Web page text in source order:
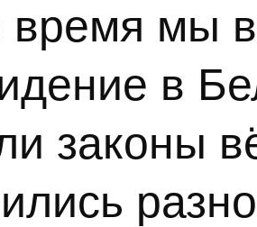
время мы
в
законы